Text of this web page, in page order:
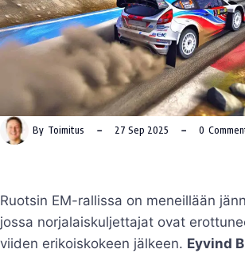
By Toimitus 27 Sep 2025 0
Ruotsin EM-rallissa on meneillään
jossa norjalaiskuljettajat ovat
viiden erikoiskokeen jälkeen. Eyvind